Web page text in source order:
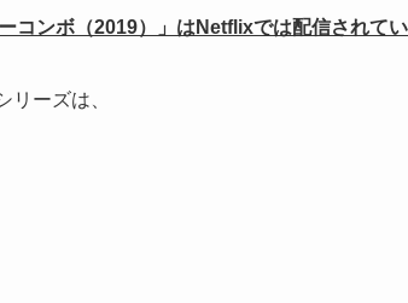
コンボ（2019）」はNetflixでは配信されてい
リーズは、